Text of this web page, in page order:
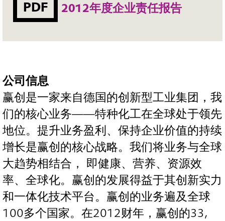
PDF 2012年度企业责任报告
公司信息
赢创是一家来自德国的创新型工业集团，我
们的核心业务——特种化工在全球处于领先
地位。提升业务盈利、保持企业价值的持续
增长是赢创的核心战略。我们将业务与全球
大趋势相结合， 即健康、营养、资源效
率、全球化。赢创的发展得益于其创新实力
和一体化技术平台。赢创的业务遍及全球
100多个国家。在2012财年，赢创的33,